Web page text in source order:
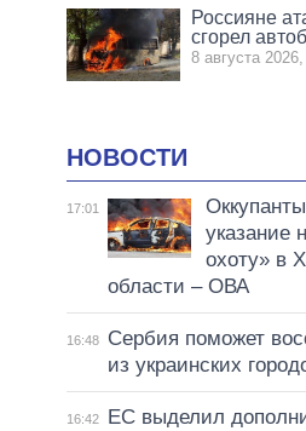
Россияне
сгорел
8 августа
НОВОСТИ
17:01
указание
охоту» в
области – ОВА
16:48
Сербия поможет
из украинских
16:42
ЕС выделил